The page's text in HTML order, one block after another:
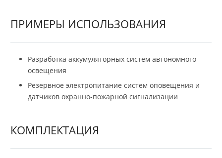
ПРИМЕРЫ ИСПОЛЬЗОВАНИЯ
Разработка аккумуляторных систем автономного
освещения
Резервное электропитание систем оповещения и
датчиков охранно-пожарной сигнализации
КОМПЛЕКТАЦИЯ